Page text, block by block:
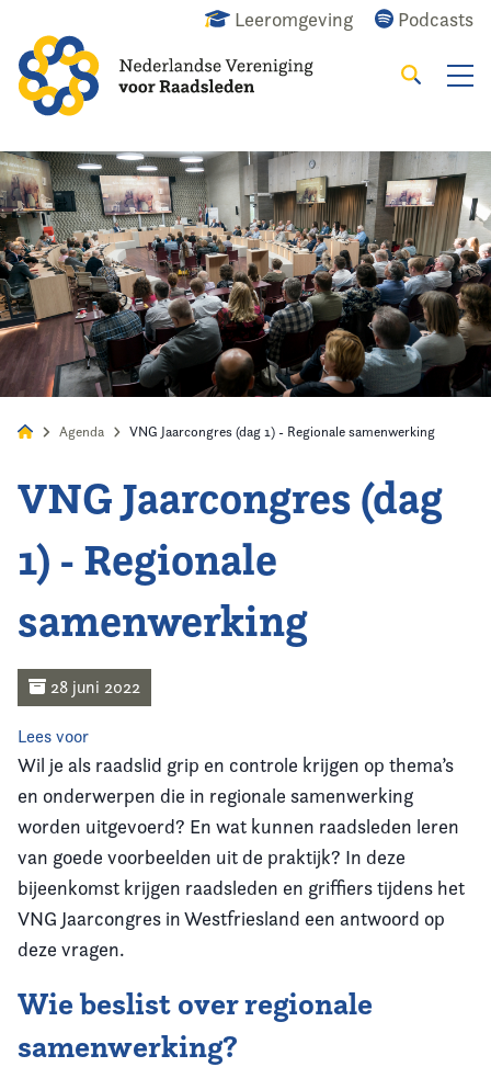
Leeromgeving Podcasts
Alles Nieuws Agenda Raadslid
Zoeken
Home
Agenda
Nieuws
Opleiding
Kennis & Informatie
Vereniging
Contact
Agenda VNG Jaarcongres (dag 1) - Regionale samenwerking
VNG Jaarcongres (dag
1) - Regionale
samenwerking
28 juni 2022
Lees voor
Wil je als raadslid grip en controle krijgen op thema’s
en onderwerpen die in regionale samenwerking
worden uitgevoerd? En wat kunnen raadsleden leren
van goede voorbeelden uit de praktijk? In deze
bijeenkomst krijgen raadsleden en griffiers tijdens het
VNG Jaarcongres in Westfriesland een antwoord op
deze vragen.
Wie beslist over regionale
samenwerking?